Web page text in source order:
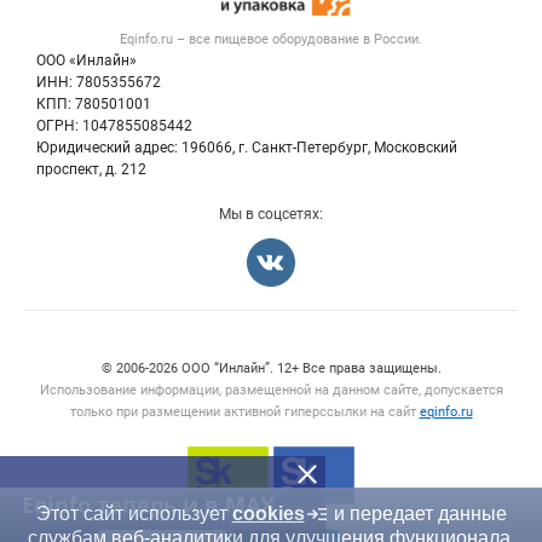
Eqinfo теперь и в MAX
Eqinfo.ru – все пищевое оборудование в России.
ООО «Инлайн»
ИНН: 7805355672
КПП: 780501001
ОГРН: 1047855085442
Юридический адрес: 196066, г. Санкт-Петербург, Московский
проспект, д. 212
Контактная информация
Политика обработки персональных данных
Тара и упаковка
Б/у оборудование
Мы в соцсетях:
© 2006‑2026 ООО “Инлайн”. 12+ Все права защищены.
Использование информации, размещенной на данном сайте, допускается
только при размещении активной гиперссылки на сайт eqinfo.ru
Этот сайт используетcookies
и передает данные
службам веб-аналитики для улучшения функционала.